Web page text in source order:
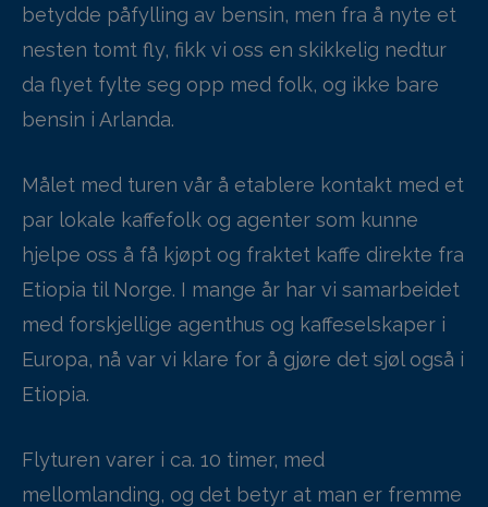
betydde påfylling av bensin, men fra å nyte et
nesten tomt fly, fikk vi oss en skikkelig nedtur
da flyet fylte seg opp med folk, og ikke bare
bensin i Arlanda.
Målet med turen vår å etablere kontakt med et
par lokale kaffefolk og agenter som kunne
hjelpe oss å få kjøpt og fraktet kaffe direkte fra
Etiopia til Norge. I mange år har vi samarbeidet
med forskjellige agenthus og kaffeselskaper i
Europa, nå var vi klare for å gjøre det sjøl også i
Etiopia.
Flyturen varer i ca. 10 timer, med
mellomlanding, og det betyr at man er fremme